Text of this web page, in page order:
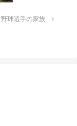
野球選手の家族